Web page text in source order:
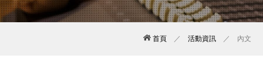
首頁 ／ 活動資訊 ／ 內文